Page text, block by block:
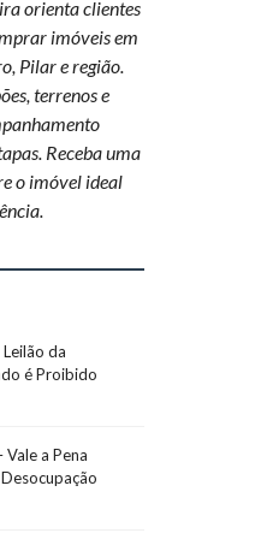
orienta clientes
imóveis em
Pilar e região.
terrenos e
Receba uma
o imóvel ideal
da
é Proibido
a Pena